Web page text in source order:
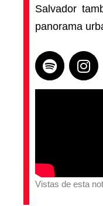
Salvador
panorama
Vistas de esta